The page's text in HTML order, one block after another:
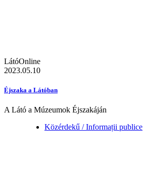
LátóOnline
2023.05.10
Éjszaka a Látóban
A Látó a Múzeumok Éjszakáján
Közérdekű / Informații publice